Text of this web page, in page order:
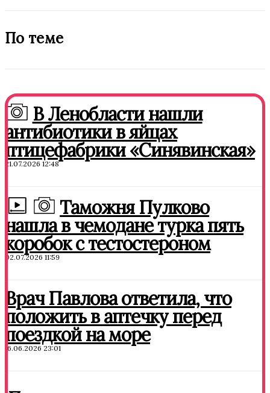
По теме
В Ленобласти нашли
антибиотики в яйцах
птицефабрики «Синявинская»
21.07.2026 12:48
Таможня Пулково
нашла в чемодане турка пять
коробок с тестостероном
02.07.2026 11:59
Врач Павлова ответила, что
положить в аптечку перед
поездкой на море
16.06.2026 23:01